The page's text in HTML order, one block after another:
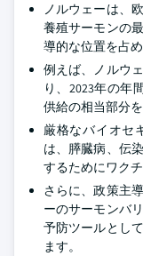
ノルウェーは、
養殖サーモンの
導的な位置を占め
例えば、ノルウ
り、2023年の年
供給の相当部分
厳格なバイオセ
は、膵臓病、伝
するためにワク
さらに、政策主
ーのサーモンバ
予防ツールとし
ます。